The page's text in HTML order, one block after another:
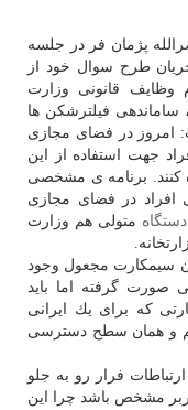
پژمان فر در جلسه
طرح سوال خود از
وظایف قانونی وزارت
ساماندهی فیلترشكن ها
امروز در فضای مجازی
جهت استفاده از این
كنند. برنامه ی مشخصی
افراد در فضای مجازی
دستگاه متولی هم وزارت
هزار تا دو میلیون سیمكارت مجعول وجود
صورت گرفته اما باید
كه برای یك ایرانی
و همان سطح دسترسی
فرار رو به جلو
مشخص باشد چرا این